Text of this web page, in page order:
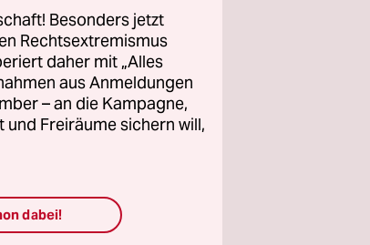
aus
Besonders jetzt
Rechtsextremismus
daher mit „Alles
aus Anmeldungen
– an die Kampagne,
Freiräume sichern will,
dabei!